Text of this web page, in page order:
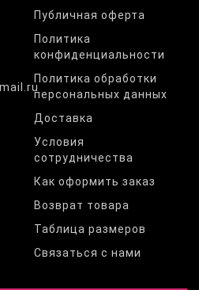
Публичная оферта
Политика
конфиденциальности
Политика обработки
персональных данных
Доставка
Условия
сотрудничества
Как оформить заказ
Возврат товара
Таблица размеров
Связаться с нами